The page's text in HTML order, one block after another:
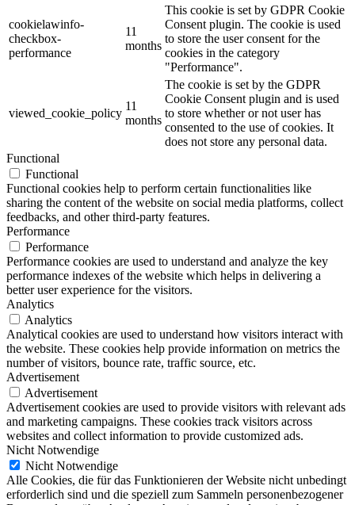
cookielawinfo-
checkbox-
performance
11
months
This cookie is set by GDPR Cookie
Consent plugin. The cookie is used
to store the user consent for the
cookies in the category
"Performance".
viewed_cookie_policy
11
months
The cookie is set by the GDPR
Cookie Consent plugin and is used
to store whether or not user has
consented to the use of cookies. It
does not store any personal data.
Functional
Functional
Functional cookies help to perform certain functionalities like
sharing the content of the website on social media platforms, collect
feedbacks, and other third-party features.
Performance
Performance
Performance cookies are used to understand and analyze the key
performance indexes of the website which helps in delivering a
better user experience for the visitors.
Analytics
Analytics
Analytical cookies are used to understand how visitors interact with
the website. These cookies help provide information on metrics the
number of visitors, bounce rate, traffic source, etc.
Advertisement
Advertisement
Advertisement cookies are used to provide visitors with relevant ads
and marketing campaigns. These cookies track visitors across
websites and collect information to provide customized ads.
Nicht Notwendige
Nicht Notwendige
Alle Cookies, die für das Funktionieren der Website nicht unbedingt
erforderlich sind und die speziell zum Sammeln personenbezogener